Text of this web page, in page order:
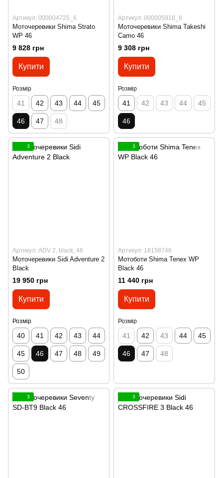
Артикул: 000004725_6
Моточеревики Shima Strato
WP 46
9 828 грн
Купити
Розмір
41 42 43 44 45
46 47 48
Артикул: 000005918_6
Моточеревики Shima Takeshi
Camo 46
9 308 грн
Купити
Розмір
41 42 43 44 45
46
3
Артикул: ADV 2, black, 46
Моточеревики Sidi Adventure 2
Black
19 950 грн
Купити
Розмір
40 41 42 43 44
45 46 47 48 49
50
3
Артикул: 18158746
Мотоботи Shima Tenex WP
Black 46
11 440 грн
Купити
Розмір
41 42 43 44 45
46 47 48
3 3